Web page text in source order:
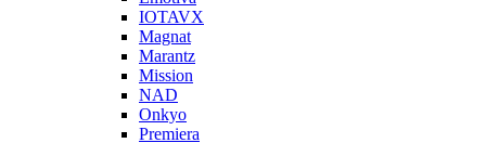
IOTAVX
Magnat
Marantz
Mission
NAD
Onkyo
Premiera